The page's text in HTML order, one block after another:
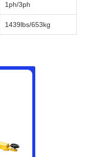
1ph/3ph
1439lbs/653kg